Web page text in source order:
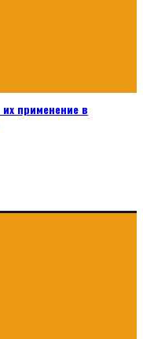
применение в